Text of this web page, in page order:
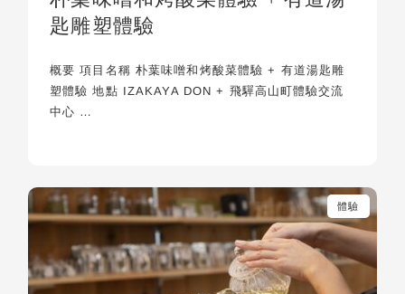
匙雕塑體驗
概要 項目名稱 朴葉味噌和烤酸菜體驗 + 有道湯匙雕
塑體驗 地點 IZAKAYA DON + 飛驒高山町體驗交流
中心 …
體驗